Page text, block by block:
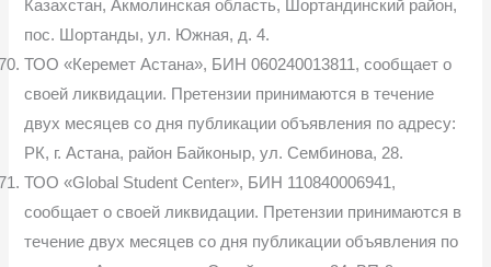
Казахстан, Акмолинская область, Шортандинский район,
пос. Шортанды, ул. Южная, д. 4.
ТОО «Керемет Астана», БИН 060240013811, сообщает о
своей ликвидации. Претензии принимаются в течение
двух месяцев со дня публикации объявления по адресу:
РК, г. Астана, район Байконыр, ул. Сембинова, 28.
ТОО «Global Student Center», БИН 110840006941,
сообщает о своей ликвидации. Претензии принимаются в
течение двух месяцев со дня публикации объявления по